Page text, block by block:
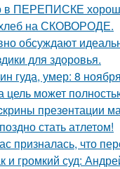
в ПЕРЕПИСКЕ
на СКОВОРОДЕ.
обсуждают
для здоровья.
гуда, умер: 8
цель может
презeнтации
стать атлетом!
призналась, что
и громкий суд: